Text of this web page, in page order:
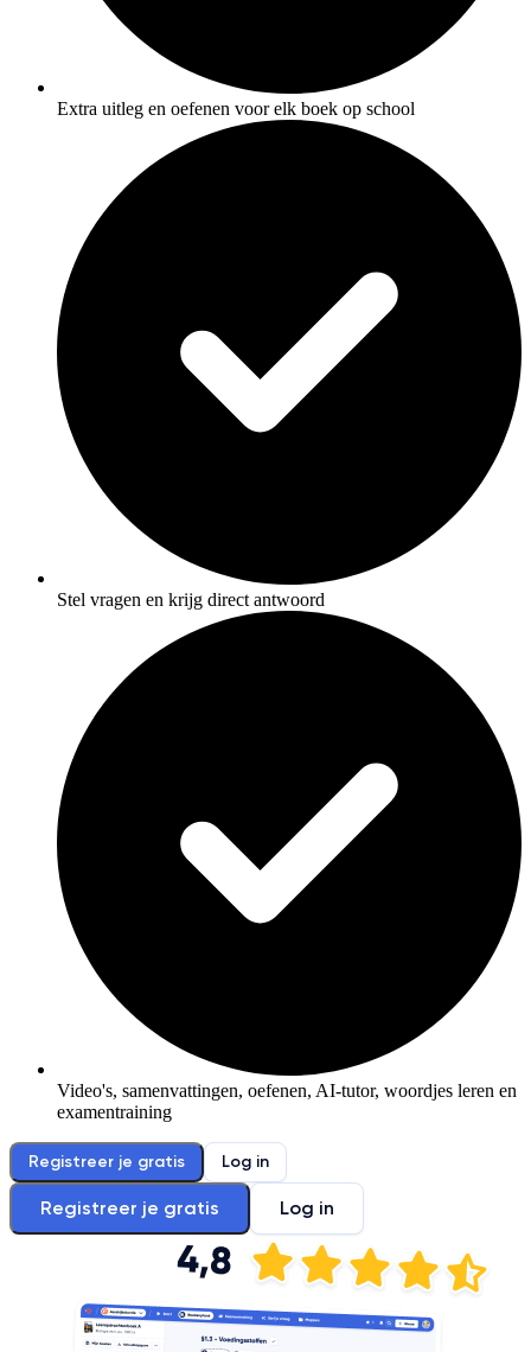
Extra uitleg en oefenen voor elk boek op school
Stel vragen en krijg direct antwoord
Video's, samenvattingen, oefenen, AI-tutor, woordjes leren en
examentraining
Registreer je gratis Log in
Registreer je gratis Log in